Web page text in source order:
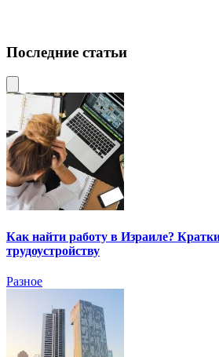
Последние статьи
Как найти работу в Израиле?
трудоустройству
Разное